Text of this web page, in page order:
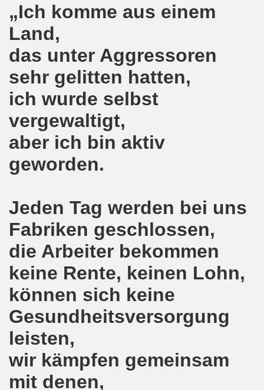
„Ich komme aus einem
Land,
das unter Aggressoren
sehr gelitten hatten,
ich wurde selbst
vergewaltigt,
aber ich bin aktiv
geworden.
Jeden Tag werden bei uns
Fabriken geschlossen,
die Arbeiter bekommen
keine Rente, keinen Lohn,
können sich keine
Gesundheitsversorgung
leisten,
wir kämpfen gemeinsam
mit denen,
Bewegung mit breit gefächerter Themen-Palette
protestiert: Faschist filmt Protestaktion - von
für Monika Gärtner-Engel und die MLPD
auf der 644. Gelsenkirchener Montagsdemo-
auch am 24.09.2017 für die internationalistische Liste
zur Bundestagswahl in Berlin am 24.09.2017
ARGE Gelsenkirchen ein Bewerbungstraining
feiert Erfolg - Weltfrauenaktivistin in Indien
30-Stunden-Woche bei vollem Lohnausgleich!
Bewegung wird zum rauschenden Volksfest
Gelsenkirchener Montagsdemo-Bewegung am 14.
Bewegung steht solidarisch hinter Siegmar Herrlinger,
machende Demonstration direkt in der